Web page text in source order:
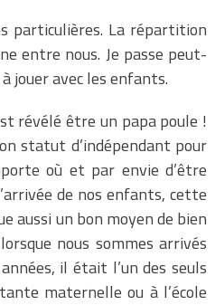
particulières. La répartition
entre nous. Je passe peut-
jouer avec les enfants.
révélé être un papa poule !
statut d’indépendant pour
où et par envie d’être
de nos enfants, cette
aussi un bon moyen de bien
nous sommes arrivés
il était l’un des seuls
maternelle ou à l’école